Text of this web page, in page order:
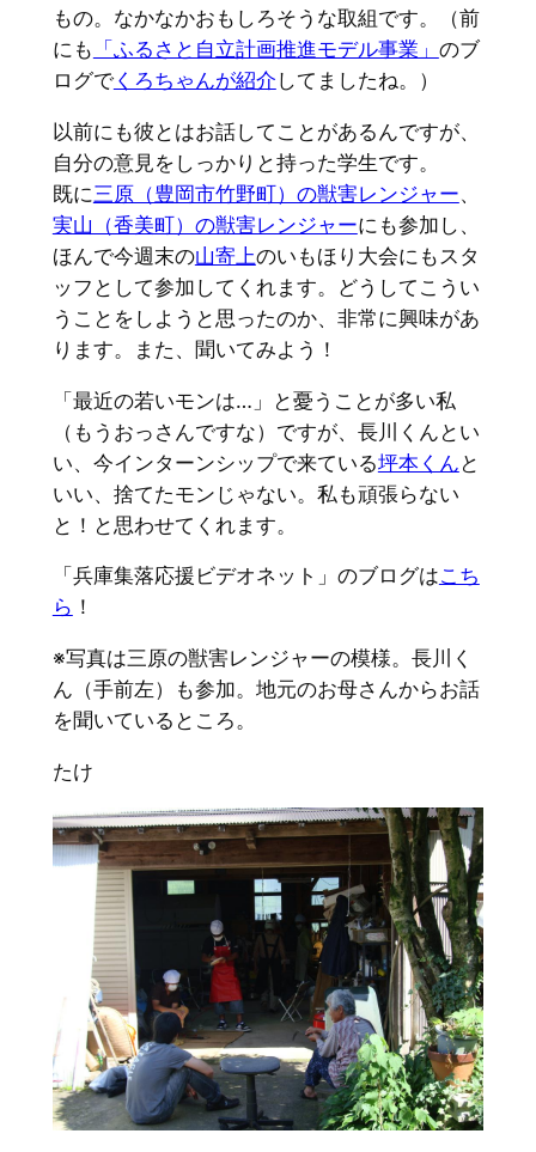
もの。なかなかおもしろそうな取組です。（前
にも 「ふるさと自立計画推進モデル事業」 のブ
ログでくろちゃんが紹介 してましたね。）
以前にも彼とはお話してことがあるんですが、
自分の意見をしっかりと持った学生です。
既に三原（豊岡市竹野町）の獣害レンジャー、
実山（香美町）の獣害レンジャーにも参加し、
ほんで今週末の山寄上のいもほり大会にもスタ
ッフとして参加してくれます。どうしてこうい
うことをしようと思ったのか、非常に興味があ
ります。また、聞いてみよう！
「最近の若いモンは…」と憂うことが多い私
（もうおっさんですな）ですが、長川くんとい
い、今インターンシップで来ている坪本くん と
いい、捨てたモンじゃない。私も頑張らない
と！と思わせてくれます。
「兵庫集落応援ビデオネット」のブログはこち
ら ！
※写真は三原の獣害レンジャーの模様。長川く
ん（手前左）も参加。地元のお母さんからお話
を聞いているところ。
たけ